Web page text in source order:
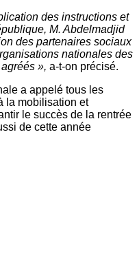
des instructions et
M. Abdelmadjid
des partenaires sociaux
nationales des
», a-t-on précisé.
a appelé tous les
la mobilisation et
le succès de la rentrée
de cette année